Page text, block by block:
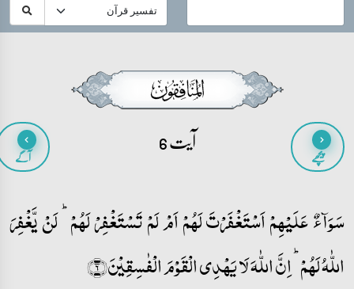
پیچھے آیت 6 آگے
سَوَآءٌ عَلَیۡہِمۡ اَسۡتَغۡفَرۡتَ لَہُمۡ اَمۡ لَمۡ تَسۡتَغۡفِرۡ لَہُمۡ ؕ لَنۡ یَّغۡفِرَ
اللّٰہُ لَہُمۡ ؕ اِنَّ اللّٰہَ لَا یَہۡدِی الۡقَوۡمَ الۡفٰسِقِیۡنَ﴿۶﴾